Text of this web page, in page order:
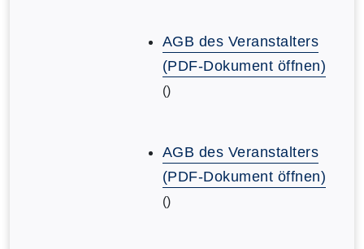
AGB des Veranstalters
(PDF-Dokument öffnen)
()
AGB des Veranstalters
(PDF-Dokument öffnen)
()